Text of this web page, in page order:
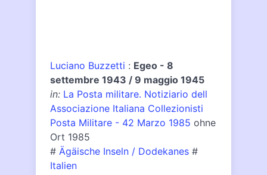
Luciano Buzzetti : Egeo - 8
settembre 1943 / 9 maggio 1945
in: La Posta militare. Notiziario dell
Associazione Italiana Collezionisti
Posta Militare - 42 Marzo 1985 ohne
Ort 1985
# Ägäische Inseln / Dodekanes #
Italien